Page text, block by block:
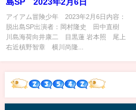
島SP 2023年2月6日
アイアム冒険少年 2023年2月6日内容：
脱出島SP出演者：岡村隆史 田中直樹
川島海荷向井康二 目黒蓮 岩本照 尾上
右近槙野智章 横川尚隆...